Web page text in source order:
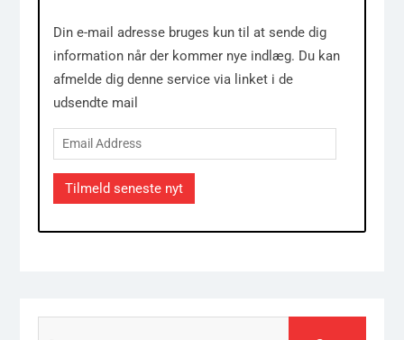
Din e-mail adresse bruges kun til at sende dig
information når der kommer nye indlæg. Du kan
afmelde dig denne service via linket i de
udsendte mail
Email
Address
Tilmeld seneste nyt